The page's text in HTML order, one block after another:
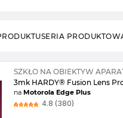
SERIA
SZKŁO NA OBIEKTYW
3mk HARDY® Fusion Lens
naMotorola Edge Plus
4.8 (380)